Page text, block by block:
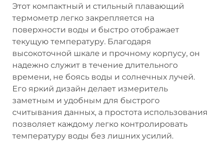
Этот компактный и стильный плавающий
термометр легко закрепляется на
поверхности воды и быстро отображает
текущую температуру. Благодаря
высокоточной шкале и прочному корпусу, он
надежно служит в течение длительного
времени, не боясь воды и солнечных лучей.
Его яркий дизайн делает измеритель
заметным и удобным для быстрого
считывания данных, а простота использования
позволяет каждому легко контролировать
температуру воды без лишних усилий.